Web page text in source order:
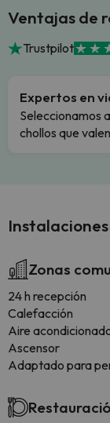
Ventajas de
Trustpilot
Expertos en
Seleccionamos
chollos que
Zonas
24 h recepción
Calefacción
Aire
Ascensor
Adaptado para